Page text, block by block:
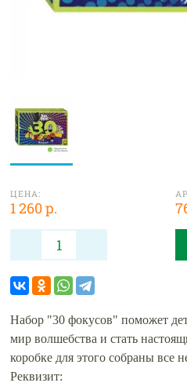
ЦЕНА:
1 260 р.
Набор "30 фокусов" поможет
мир волшебства и стать
коробке для этого собраны все
Реквизит: